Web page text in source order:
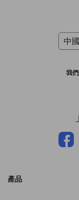
我
產品